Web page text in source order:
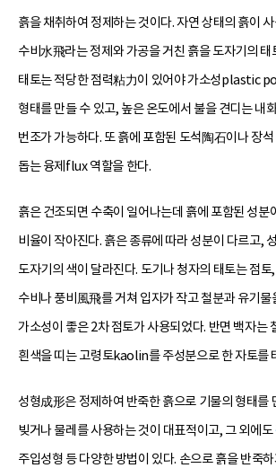
흙을 채취하여 정제하는 것이다. 자연 상태의 흙이
수비水飛라는 정제와 가공을 거친 흙을 도자기의
태토는 적당한 점력粘力이 있어야 가소성plastic
형태를 만들 수 있고, 높은 온도에서 불을 견디는 내
번조가 가능하다. 또 흙에 포함된 도석陶石이나 장
돕는 융제flux 역할을 한다.
흙은 건조되면 수축이 일어나는데 흙에 포함된 성분
비율이 작아진다. 흙은 종류에 따라 성분이 다르고,
도자기의 색이 달라진다. 도기나 청자의 태토는 점토
수비나 풍비風飛를 거쳐 입자가 작고 철분과 유기물
가소성이 좋은 2차 점토가 사용되었다. 반면 백자는
흰색을 띠는 고령토kaolin를 주성분으로 한 자토를
성형成形은 정제하여 반죽한 흙으로 기물의 형태를
빚거나 물레를 사용하는 것이 대표적이고, 그 외에도
주입성형 등 다양한 방법이 있다. 손으로 흙을 반죽